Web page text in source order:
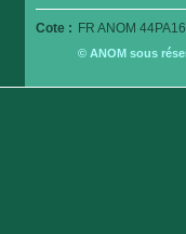
Cote : FR ANOM
© ANOM sous